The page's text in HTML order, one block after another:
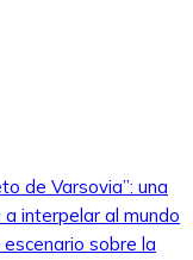
de Varsovia”: una
interpelar al mundo
escenario sobre la